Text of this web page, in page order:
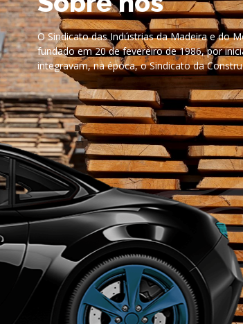
O Sindicato das Indústrias da Madeira e do
fundado em 20 de fevereiro de 1986, por
integravam, na época, o Sindicato da